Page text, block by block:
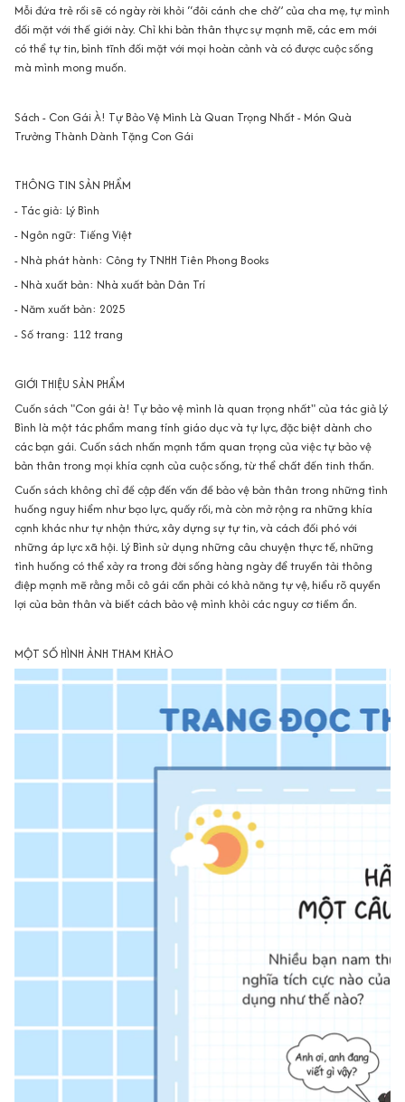
Mỗi đứa trẻ rồi sẽ có ngày rời khỏi “đôi cánh che chở” của cha mẹ, tự mình
đối mặt với thế giới này. Chỉ khi bản thân thực sự mạnh mẽ, các em mới
có thể tự tin, bình tĩnh đối mặt với mọi hoàn cảnh và có được cuộc sống
mà mình mong muốn.
Sách - Con Gái À! Tự Bảo Vệ Mình Là Quan Trọng Nhất - Món Quà
Trưởng Thành Dành Tặng Con Gái
THÔNG TIN SẢN PHẨM
- Tác giả: Lý Bình
- Ngôn ngữ: Tiếng Việt
- Nhà phát hành: Công ty TNHH Tiên Phong Books
- Nhà xuất bản: Nhà xuất bản Dân Trí
- Năm xuất bản: 2025
- Số trang: 112 trang
GIỚI THIỆU SẢN PHẨM
Cuốn sách "Con gái à! Tự bảo vệ mình là quan trọng nhất" của tác giả Lý
Bình là một tác phẩm mang tính giáo dục và tự lực, đặc biệt dành cho
các bạn gái. Cuốn sách nhấn mạnh tầm quan trọng của việc tự bảo vệ
bản thân trong mọi khía cạnh của cuộc sống, từ thể chất đến tinh thần.
Cuốn sách không chỉ đề cập đến vấn đề bảo vệ bản thân trong những tình
huống nguy hiểm như bạo lực, quấy rối, mà còn mở rộng ra những khía
cạnh khác như tự nhận thức, xây dựng sự tự tin, và cách đối phó với
những áp lực xã hội. Lý Bình sử dụng những câu chuyện thực tế, những
tình huống có thể xảy ra trong đời sống hàng ngày để truyền tải thông
điệp mạnh mẽ rằng mỗi cô gái cần phải có khả năng tự vệ, hiểu rõ quyền
lợi của bản thân và biết cách bảo vệ mình khỏi các nguy cơ tiềm ẩn.
MỘT SỐ HÌNH ẢNH THAM KHẢO